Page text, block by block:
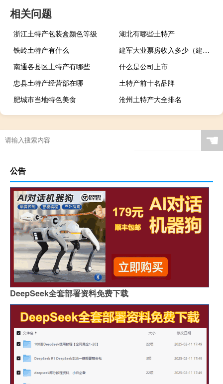
相关问题
浙江土特产包装盒颜色等级
湖北有哪些土特产
铁岭土特产有什么
建军大业票房收入多少（建军大业票房）
南通各县区土特产有哪些
什么是公司上市
忠县土特产经营部在哪
土特产前十名品牌
肥城市当地特色美食
沧州土特产大全排名
☚
公告
DeepSeek全套部署资料免费下载